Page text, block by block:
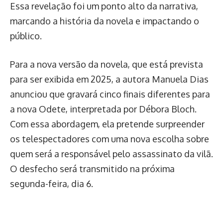
Essa revelação foi um ponto alto da narrativa,
marcando a história da novela e impactando o
público.
Para a nova versão da novela, que está prevista
para ser exibida em 2025, a autora Manuela Dias
anunciou que gravará cinco finais diferentes para
a nova Odete, interpretada por Débora Bloch.
Com essa abordagem, ela pretende surpreender
os telespectadores com uma nova escolha sobre
quem será a responsável pelo assassinato da vilã.
O desfecho será transmitido na próxima
segunda-feira, dia 6.